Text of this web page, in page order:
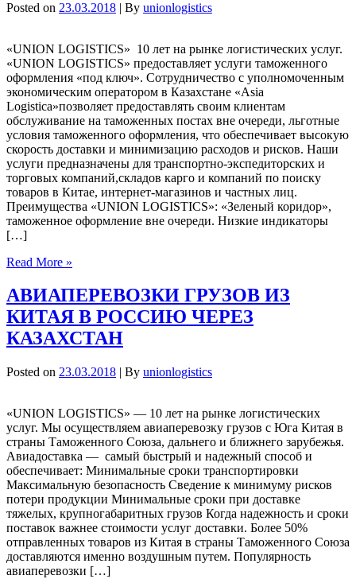
Posted on 23.03.2018 | By unionlogistics
«UNION LOGISTICS» 10 лет на рынке логистических услуг.
«UNION LOGISTICS» предоставляет услуги таможенного
оформления «под ключ». Сотрудничество с уполномоченным
экономическим оператором в Казахстане «Asia
Logistica»позволяет предоставлять своим клиентам
обслуживание на таможенных постах вне очереди, льготные
условия таможенного оформления, что обеспечивает высокую
скорость доставки и минимизацию расходов и рисков. Наши
услуги предназначены для транспортно-экспедиторских и
торговых компаний,складов карго и компаний по поиску
товаров в Китае, интернет-магазинов и частных лиц.
Преимущества «UNION LOGISTICS»: «Зеленый коридор»,
таможенное оформление вне очереди. Низкие индикаторы
[…]
Read More »
АВИАПЕРЕВОЗКИ ГРУЗОВ ИЗ
КИТАЯ В РОССИЮ ЧЕРЕЗ
КАЗАХСТАН
Posted on 23.03.2018 | By unionlogistics
«UNION LOGISTICS» — 10 лет на рынке логистических
услуг. Мы осуществляем авиаперевозку грузов с Юга Китая в
страны Таможенного Союза, дальнего и ближнего зарубежья.
Авиадоставка — самый быстрый и надежный способ и
обеспечивает: Минимальные сроки транспортировки
Максимальную безопасность Сведение к минимуму рисков
потери продукции Минимальные сроки при доставке
тяжелых, крупногабаритных грузов Когда надежность и сроки
поставок важнее стоимости услуг доставки. Более 50%
отправленных товаров из Китая в страны Таможенного Союза
доставляются именно воздушным путем. Популярность
авиаперевозки […]